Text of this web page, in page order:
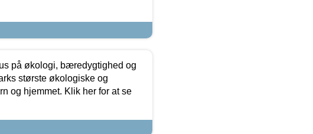
på økologi, bæredygtighed og
største økologiske og
og hjemmet. Klik her for at se